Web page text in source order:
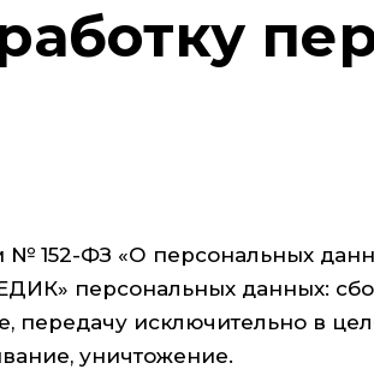
152-ФЗ «О персональных
персональных данных:
передачу исключительно в
уничтожение.